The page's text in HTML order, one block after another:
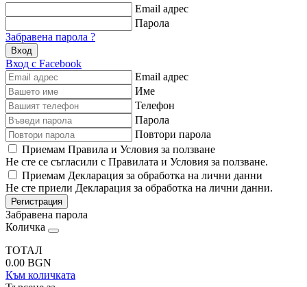
Email адрес
Парола
Забравена парола ?
Вход
Вход с Facebook
Email адрес
Име
Телефон
Парола
Повтори парола
Приемам Правила и Условия за ползване
Не сте се съгласили с Правилата и Условия за ползване.
Приемам Декларация за обработка на лични данни
Не сте приели Декларация за обработка на лични данни.
Регистрация
Забравена парола
Количка
ТОТАЛ
0.00 BGN
Към количката